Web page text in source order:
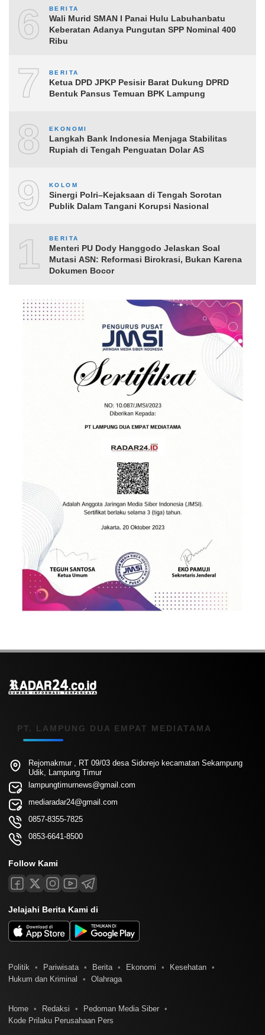
6 BERITA
Wali Murid SMAN I Panai Hulu Labuhanbatu
Keberatan Adanya Pungutan SPP Nominal 400
Ribu
7 BERITA
Ketua DPD JPKP Pesisir Barat Dukung DPRD
Bentuk Pansus Temuan BPK Lampung
8 EKONOMI
Langkah Bank Indonesia Menjaga Stabilitas
Rupiah di Tengah Penguatan Dolar AS
9 KOLOM
Sinergi Polri–Kejaksaan di Tengah Sorotan
Publik Dalam Tangani Korupsi Nasional
10BERITA
Menteri PU Dody Hanggodo Jelaskan Soal
Mutasi ASN: Reformasi Birokrasi, Bukan Karena
Dokumen Bocor
PT. LAMPUNG DUA EMPAT MEDIATAMA
Rejomakmur , RT 09/03 desa Sidorejo kecamatan Sekampung
Udik, Lampung Timur
lampungtimurnews@gmail.com
mediaradar24@gmail.com
0857-8355-7825
0853-6641-8500
Follow Kami
Jelajahi Berita Kami di
Politik Pariwisata Berita Ekonomi
Kesehatan
Hukum dan Kriminal
Olahraga
Home Redaksi
Pedoman Media Siber
Kode Prilaku Perusahaan Pers